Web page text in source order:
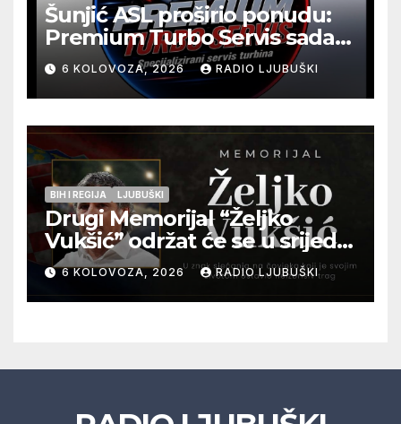
Šunjić ASL proširio ponudu:
Premium Turbo Servis sada
na jednoj adresi u Ljubuškom
6 KOLOVOZA, 2026 RADIO LJUBUŠKI
BIH I REGIJA LJUBUŠKI
Drugi Memorijal “Željko
Vukšić” održat će se u srijedu
12. kolovoza u Otoku
6 KOLOVOZA, 2026 RADIO LJUBUŠKI